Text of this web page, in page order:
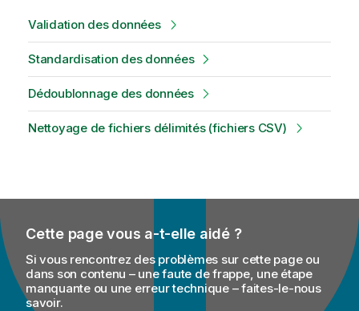
Validation des données
Standardisation des données
Dédoublonnage des données
Nettoyage de fichiers délimités (fichiers CSV)
Cette page vous a-t-elle aidé ?
Si vous rencontrez des problèmes sur cette page ou
dans son contenu – une faute de frappe, une étape
manquante ou une erreur technique – faites-le-nous
savoir.